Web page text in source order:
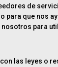
de
para que nos
nosotros para
las leyes o